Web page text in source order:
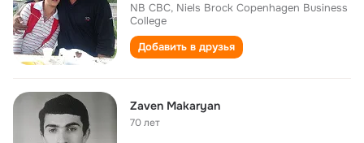
NB CBC, Niels Brock Copenhagen Business
College
Добавить в друзья
Zaven Makaryan
70 лет